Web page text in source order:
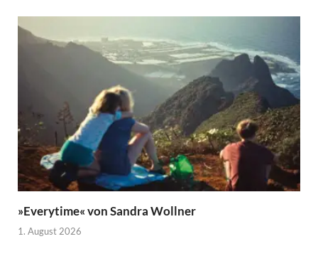
»Everytime« von Sandra Wollner
1. August 2026